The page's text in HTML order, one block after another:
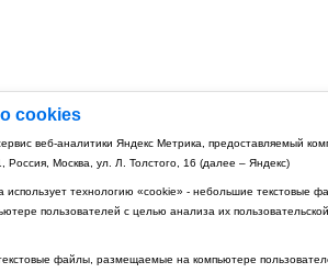
cookies
веб-аналитики Яндекс Метрика, предоставляемый
Москва, ул. Л. Толстого, 16 (далее – Яндекс)
использует технологию «cookie» - небольшие текстовые
пользователей с целью анализа их пользовательской
файлы, размещаемые на компьютере